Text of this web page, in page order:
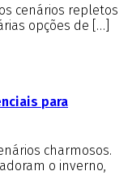
cenários repletos
opções de […]
para
charmosos.
o inverno,